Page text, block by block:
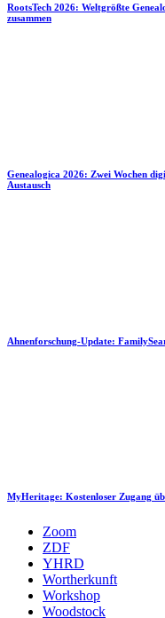
RootsTech 2026: Weltgrößte
zusammen
Genealogica 2026: Zwei Wochen
Austausch
Ahnenforschung-Update:
MyHeritage: Kostenloser Zugang
Zoom
ZDF
YHRD
Wortherkunft
Workshop
Woodstock